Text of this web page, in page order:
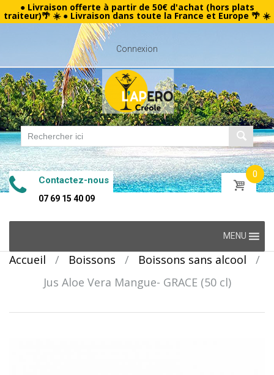
● Livraison offerte à partir de 50€ d'achat (hors plats
traiteur)🌴 ☀️ ● Livraison dans toute la France et Europe 🌴 ☀️
Connexion
Contactez-nous
07 69 15 40 09
0
content
MENU
Accueil / Boissons / Boissons sans alcool
/
Jus Aloe Vera Mangue- GRACE (50 cl)